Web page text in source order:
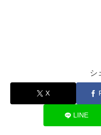
シ
X
LINE